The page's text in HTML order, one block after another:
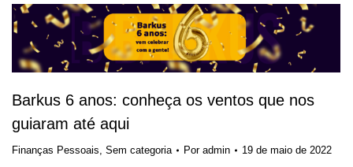
Barkus 6 anos: conheça os ventos que nos
guiaram até aqui
Finanças Pessoais Sem categoria Por admin 19 de maio de 2022